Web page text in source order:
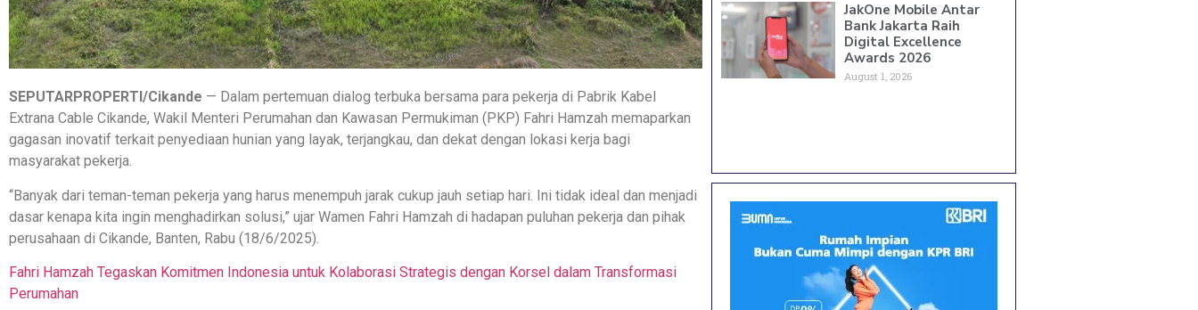
SEPUTARPROPERTI/Cikande — Dalam pertemuan dialog terbuka bersama para pekerja di Pabrik Kabel
Extrana Cable Cikande, Wakil Menteri Perumahan dan Kawasan Permukiman (PKP) Fahri Hamzah memaparkan
gagasan inovatif terkait penyediaan hunian yang layak, terjangkau, dan dekat dengan lokasi kerja bagi
masyarakat pekerja.
“Banyak dari teman-teman pekerja yang harus menempuh jarak cukup jauh setiap hari. Ini tidak ideal dan menjadi
dasar kenapa kita ingin menghadirkan solusi,” ujar Wamen Fahri Hamzah di hadapan puluhan pekerja dan pihak
perusahaan di Cikande, Banten, Rabu (18/6/2025).
Fahri Hamzah Tegaskan Komitmen Indonesia untuk Kolaborasi Strategis dengan Korsel dalam Transformasi
Perumahan
JakOne Mobile Antar
Bank Jakarta Raih
Digital Excellence
Awards 2026
August 1, 2026